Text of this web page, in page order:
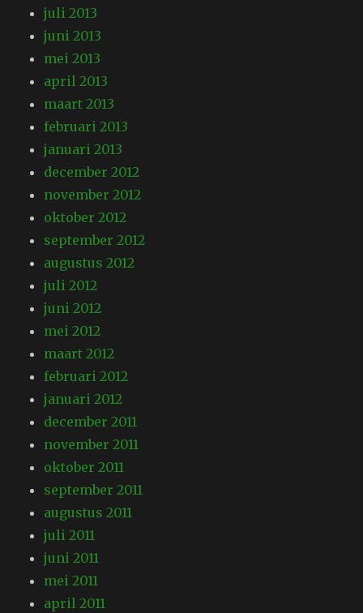
juli 2013
juni 2013
mei 2013
april 2013
maart 2013
februari 2013
januari 2013
december 2012
november 2012
oktober 2012
september 2012
augustus 2012
juli 2012
juni 2012
mei 2012
maart 2012
februari 2012
januari 2012
december 2011
november 2011
oktober 2011
september 2011
augustus 2011
juli 2011
juni 2011
mei 2011
april 2011